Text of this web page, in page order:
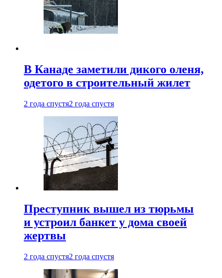
В Канаде заметили дикого оленя,
одетого в строительный жилет
2 года спустя2 года спустя
Преступник вышел из тюрьмы
и устроил банкет у дома своей
жертвы
2 года спустя2 года спустя